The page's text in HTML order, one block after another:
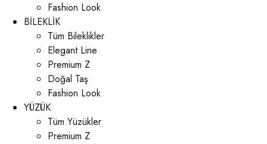
Fashion Look
BİLEKLİK
Tüm Bileklikler
Elegant Line
Premium Z
Doğal Taş
Fashion Look
YÜZÜK
Tüm Yüzükler
Premium Z